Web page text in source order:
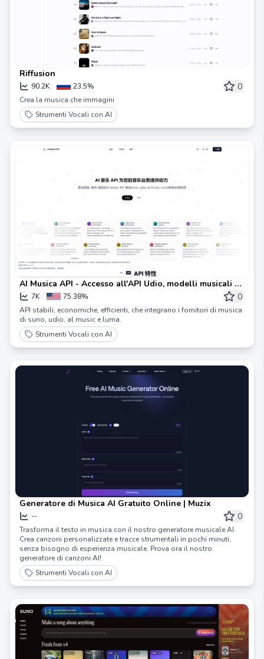
Riffusion
90.2K 23.5% 0
Crea la musica che immagini
Strumenti Vocali con AI
AI Musica API - Accesso all'API Udio, modelli musicali AI
e altro | API Udio
7K 75.38% 0
API stabili, economiche, efficienti, che integrano i fornitori di musica
di suno, udio, al music e luma.
Strumenti Vocali con AI
Generatore di Musica AI Gratuito Online | Muzix
-- 0
Trasforma il testo in musica con il nostro generatore musicale AI.
Crea canzoni personalizzate e tracce strumentali in pochi minuti,
senza bisogno di esperienza musicale. Prova ora il nostro
generatore di canzoni AI!
Strumenti Vocali con AI